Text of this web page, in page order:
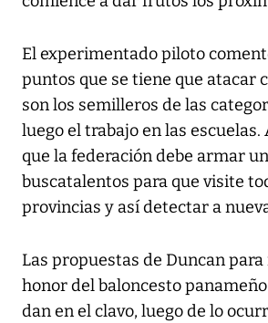
El experimentado piloto
puntos que se tiene que atacar
son los semilleros de las
luego el trabajo en las
que la federación debe armar
buscatalentos para que visite
provincias y así detectar a
Las propuestas de Duncan
honor del baloncesto
dan en el clavo, luego de lo